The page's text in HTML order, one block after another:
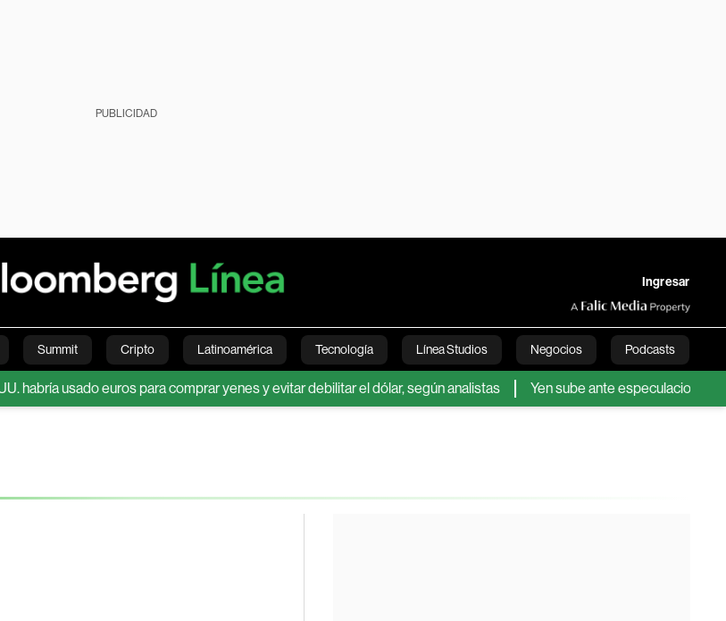
PUBLICIDAD
Ingresar
Summit Cripto Latinoamérica Tecnología Línea Studios Negocios Podcasts
Estilo de vida Mundo Videos English
usado euros para comprar yenes y evitar debilitar el dólar, según analistas Yen sube ante especulaciones de una